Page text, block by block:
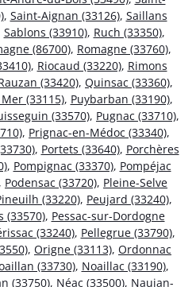
, Saint-Aignan (33126), Saillans
Sablons (33910), Ruch (33350),
(86700), Romagne (33760),
, Riocaud (33220), Rimons
(33420), Quinsac (33360),
(33115), Puybarban (33190),
(33570), Pugnac (33710),
, Prignac-en-Médoc (33340),
, Portets (33640), Porchères
, Pompignac (33370), Pompéjac
, Podensac (33720), Pleine-Selve
(33220), Peujard (33240),
(33570), Pessac-sur-Dordogne
(33240), Pellegrue (33790),
, Origne (33113), Ordonnac
(33730), Noaillac (33190),
(33750), Néac (33500), Naujan-